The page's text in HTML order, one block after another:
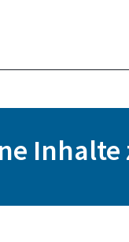
Inhalte